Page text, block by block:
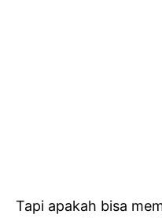
Tapi apakah bisa